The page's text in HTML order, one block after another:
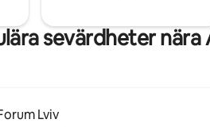
sevärdheter
Lviv